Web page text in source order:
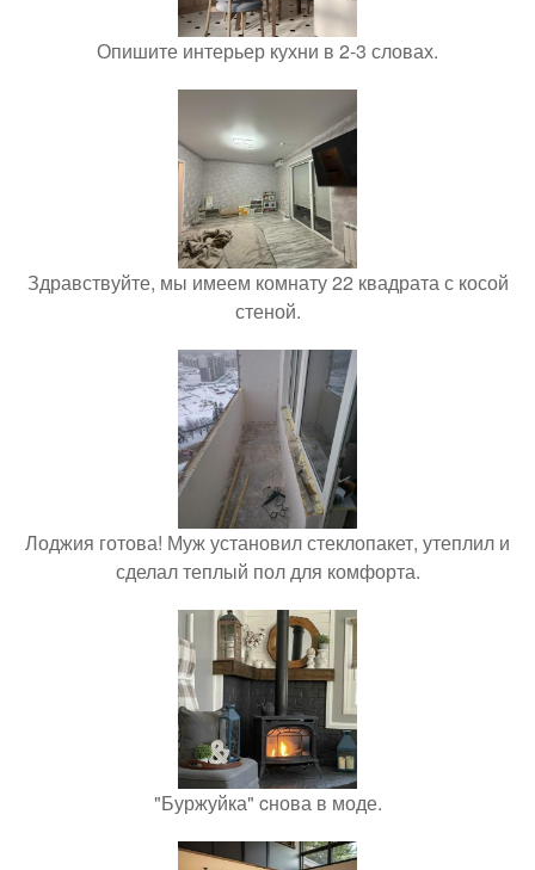
Опишите интерьер кухни в 2-3 словах.
Здравствуйте, мы имеем комнату 22 квадрата с косой
стеной.
Лоджия готова! Муж установил стеклопакет, утеплил и
сделал теплый пол для комфорта.
"Буржуйка" cнова в моде.